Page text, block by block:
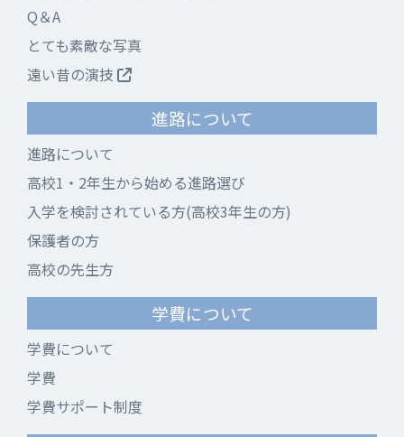
Q＆A
とても素敵な写真
遠い昔の演技
進路について
進路について
高校1・2年生から始める進路選び
入学を検討されている方(高校3年生の方)
保護者の方
高校の先生方
学費について
学費について
学費
学費サポート制度